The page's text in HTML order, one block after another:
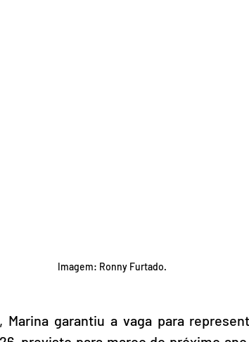
Imagem: Ronny Furtado.
garantiu a vaga para